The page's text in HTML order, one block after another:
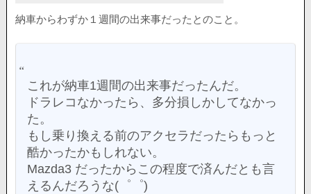
納車からわずか１週間の出来事だったとのこと。
これが納車1週間の出来事だったんだ。
ドラレコなかったら、多分損しかしてなかっ
た。
もし乗り換える前のアクセラだったらもっと
酷かったかもしれない。
Mazda3 だったからこの程度で済んだとも言
えるんだろうな(゜゜)